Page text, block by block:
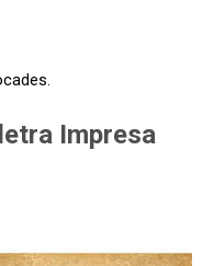
Impresa